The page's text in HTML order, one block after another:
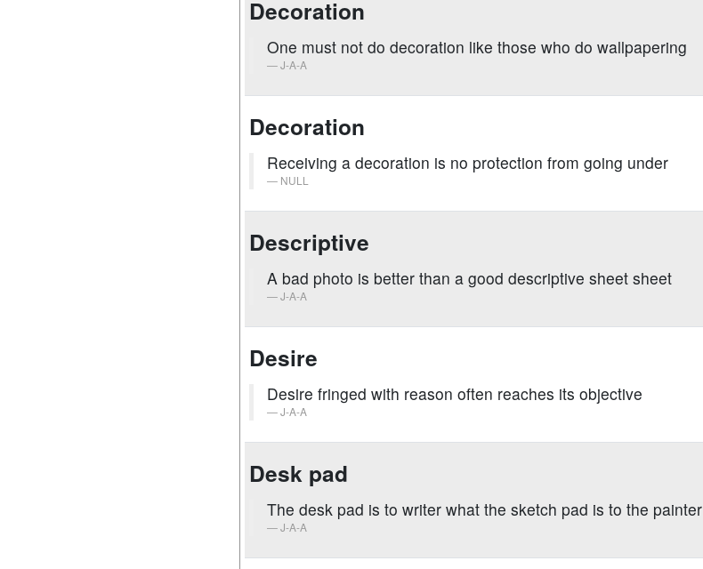
Decoration
One must not do decoration like those who do wallpapering
J-A-A
Decoration
Receiving a decoration is no protection from going under
NULL
Descriptive
A bad photo is better than a good descriptive sheet sheet
J-A-A
Desire
Desire fringed with reason often reaches its objective
J-A-A
Desk pad
The desk pad is to writer what the sketch pad is to the painter
J-A-A